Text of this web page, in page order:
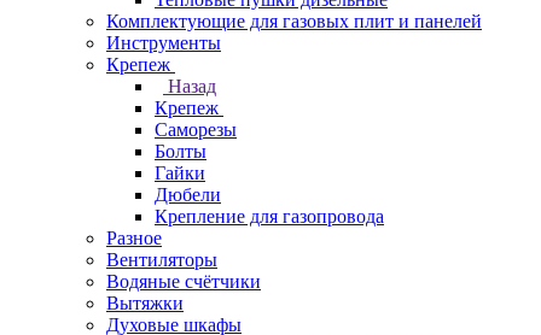
Комплектующие для газовых плит и панелей
Инструменты
Крепеж
Назад
Крепеж
Саморезы
Болты
Гайки
Дюбели
Крепление для газопровода
Разное
Вентиляторы
Водяные счётчики
Вытяжки
Духовые шкафы